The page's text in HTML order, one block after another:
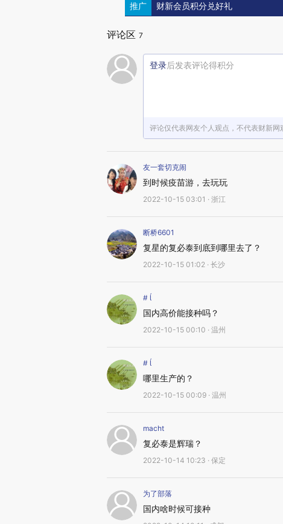
推广 财新会员积分兑好礼
评论区 7
登录后发表评论得积分
评论仅代表网友个人观点，不代表财新网
友一套切克闹
到时候疫苗游，去玩玩
2022-10-15 03:01 · 浙江
断桥6601
复星的复必泰到底到哪里去了？
2022-10-15 01:02 · 长沙
# 
国内高价能接种吗？
2022-10-15 00:10 · 温州
# 
哪里生产的？
2022-10-15 00:09 · 温州
macht
复必泰是辉瑞？
2022-10-14 10:23 · 保定
为了部落
国内啥时候可接种